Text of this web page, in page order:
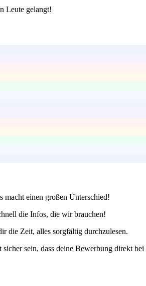
Leute gelangt!
einen großen Unterschied!
die Infos, die wir brauchen!
die Zeit, alles sorgfältig durchzulesen.
sein, dass deine Bewerbung direkt bei